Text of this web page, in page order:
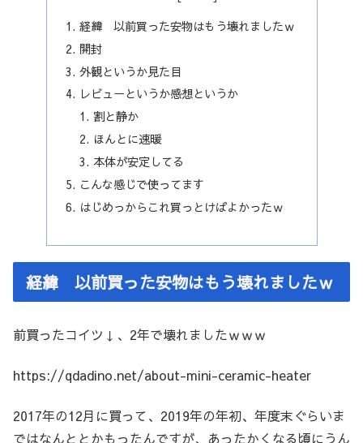
経緯 以前買った安物はもう壊れましたｗ
開封
外観というか見た目
レビューというか感想というか
割と静か
ほんとに速暖
本体が安定してる
こんな感じで使ってます
はじめっからこれ買っとけばよかったｗ
経緯 以前買った安物はもう壊れましたｗ
前買ったコイツ↓、2年で壊れましたｗｗｗ
https://qdadino.net/about-mini-ceramic-heater
2017年の12月に買って、2019年の年初、年度末ぐらいま
ではなんととかもったんですが、あったかくなる頃にうん